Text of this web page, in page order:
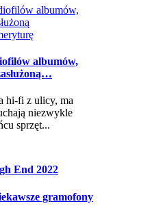
albumów,
hi-fi z ulicy, ma
niezwykle
sprzęt...
End 2022
gramofony